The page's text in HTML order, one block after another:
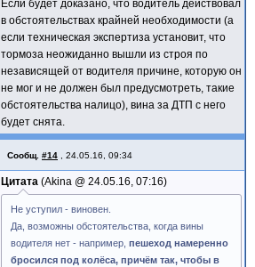
Если будет доказано, что водитель действовал
в обстоятельствах крайней необходимости (а
если техническая экспертиза установит, что
тормоза неожиданно вышли из строя по
независящей от водителя причине, которую он
не мог и не должен был предусмотреть, такие
обстоятельства налицо), вина за ДТП с него
будет снята.
Сообщ. #14 24.05.16, 09:34
Цитата Akina @ 24.05.16, 07:16
Не уступил - виновен.
Да, возможны обстоятельства, когда вины
водителя нет - например, пешеход намеренно
бросился под колёса, причём так, чтобы в